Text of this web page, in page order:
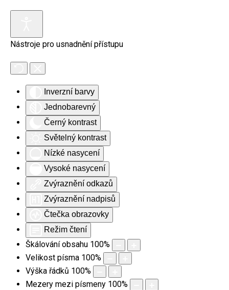
Nástroje pro usnadnění přístupu
Inverzní barvy
Jednobarevný
Černý kontrast
Světelný kontrast
Nízké nasycení
Vysoké nasycení
Zvýraznění odkazů
Zvýraznění nadpisů
Čtečka obrazovky
Režim čtení
Škálování obsahu 100%
Velikost písma 100%
Výška řádků 100%
Mezery mezi písmeny 100%